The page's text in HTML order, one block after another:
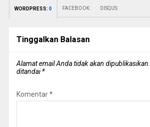
WORDPRESS: 0 FACEBOOK: DISQUS:
Tinggalkan Balasan
Alamat email Anda tidak akan dipublikasikan.
ditandai*
Komentar*